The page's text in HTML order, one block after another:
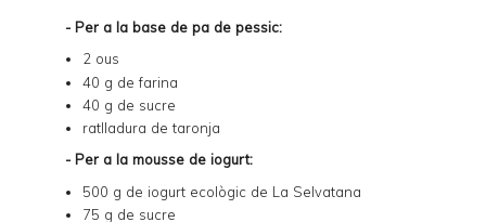
- Per a la base de pa de pessic:
2 ous
40 g de farina
40 g de sucre
ratlladura de taronja
- Per a la mousse de iogurt:
500 g de iogurt ecològic de La Selvatana
75 g de sucre